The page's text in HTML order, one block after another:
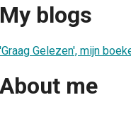
My blogs
'Graag Gelezen', mijn
About me